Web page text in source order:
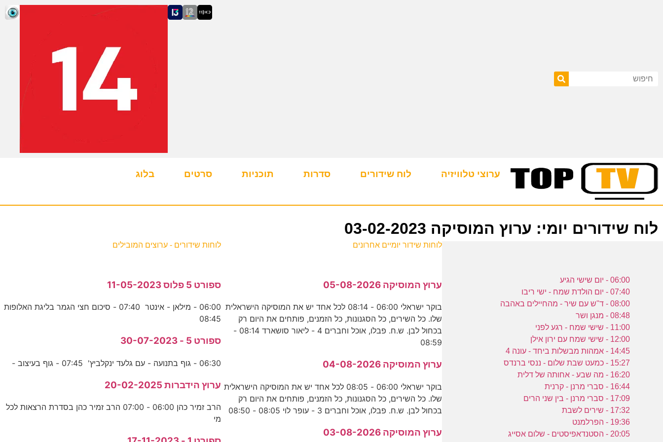
ערוצי טלוויזיה לוח שידורים סדרות תוכניות סרטים בלוג
לוח שידורים יומי: ערוץ המוסיקה 03-02-2023
06:00 - יום שישי הגיע
07:40 - יום הולדת שמח - ישי ריבו
08:00 - ד''ש עם שיר - מהחיילים באהבה
08:48 - מנגן ושר
11:00 - שישי שמח - רגע לפני
12:00 - שישי שמח עם ירון אילן
14:45 - אמהות מבשלות ביחד - עונה 4
15:27 - כמעט שבת שלום - ננסי ברנדס
16:20 - מה שבע - אחותה של דלית
16:44 - סברי מרנן - קרנית
17:09 - סברי מרנן - בין שני הרים
17:32 - שירים לשבת
19:36 - הפרלמנט
20:05 - הסטנדאפיסטים - שלום אסייג
לוחות שידור יומיים אחרונים
ערוץ המוסיקה 05-08-2026
בוקר ישראלי 06:00 - 08:14 לכל אחד יש את המוסיקה הישראלית
שלו. כל השירים, כל הסגנונות, כל הזמנים, פותחים את היום רק
בכחול לבן. ש.ח. פבלו, אוכל וחברים 4 - ליאור סושארד 08:14 -
08:59
ערוץ המוסיקה 04-08-2026
בוקר ישראלי 06:00 - 08:05 לכל אחד יש את המוסיקה הישראלית
שלו. כל השירים, כל הסגנונות, כל הזמנים, פותחים את היום רק
בכחול לבן. ש.ח. פבלו, אוכל וחברים 3 - עופר לוי 08:05 - 08:50
ערוץ המוסיקה 03-08-2026
לוחות שידורים - ערוצים המובילים
ספורט 5 פלוס 11-05-2023
06:00 - מילאן - אינטר 07:40 - סיכום חצי הגמר בליגת האלופות
08:45
ספורט 5 - 30-07-2023
06:30 - גוף בתנועה - עם גלעד ינקלביץ' 07:45 - גוף בעיצוב -
ערוץ הידברות 20-02-2025
הרב זמיר כהן 06:00 - 07:00 הרב זמיר כהן בסדרת הרצאות לכל
מי